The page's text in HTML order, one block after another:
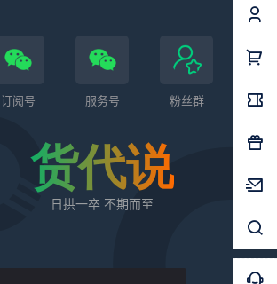
订阅号 服务号 粉丝群
货代说
日拱一卒 不期而至